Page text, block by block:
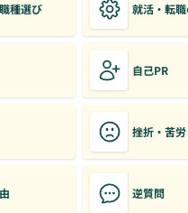
種選び 就活・転
自己PR
挫折・苦
逆質問